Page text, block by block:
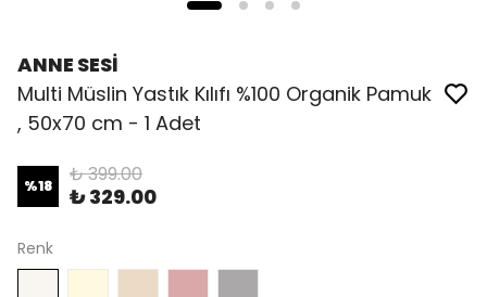
ANNE SESİ
Multi Müslin Yastık Kılıfı %100 Organik Pamuk
, 50x70 cm - 1 Adet
%18 ₺ 399.00
₺ 329.00
Renk